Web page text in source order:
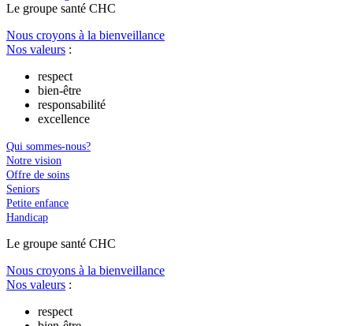
Le groupe santé CHC
Nous croyons à la bienveillance
Nos valeurs :
respect
bien-être
responsabilité
excellence
Qui sommes-nous?
Notre vision
Offre de soins
Seniors
Petite enfance
Handicap
Le groupe santé CHC
Nous croyons à la bienveillance
Nos valeurs :
respect